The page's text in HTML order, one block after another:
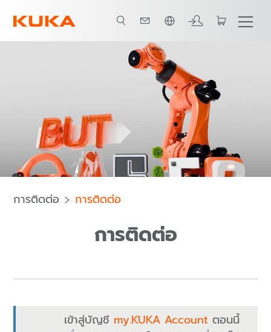
ภาษาไทย / Thai
การติดต่อ การติดต่อ
การติดต่อ
เข้าสู่บัญชี my.KUKA Account ตอนนี้